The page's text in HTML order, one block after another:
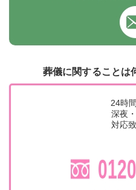
葬儀に関することは
24時
深夜
対応